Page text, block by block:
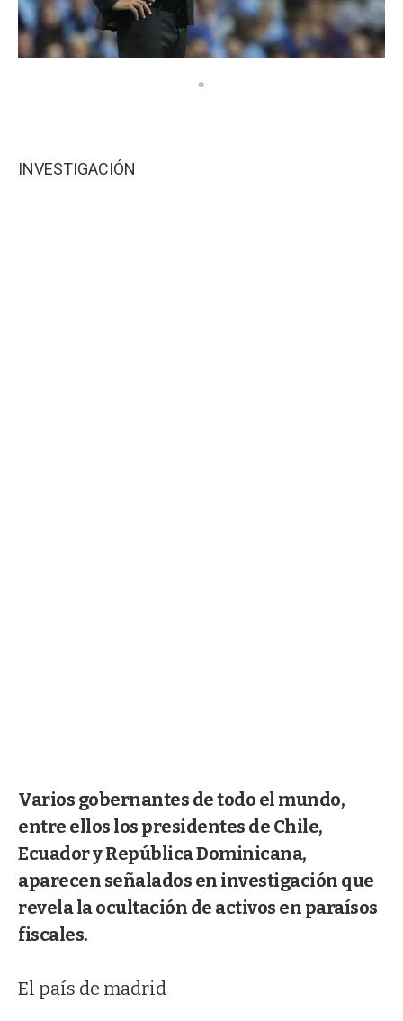
INVESTIGACIÓN
Varios gobernantes de todo el mundo,
entre ellos los presidentes de Chile,
Ecuador y República Dominicana,
aparecen señalados en investigación que
revela la ocultación de activos en paraísos
fiscales.
El país de madrid